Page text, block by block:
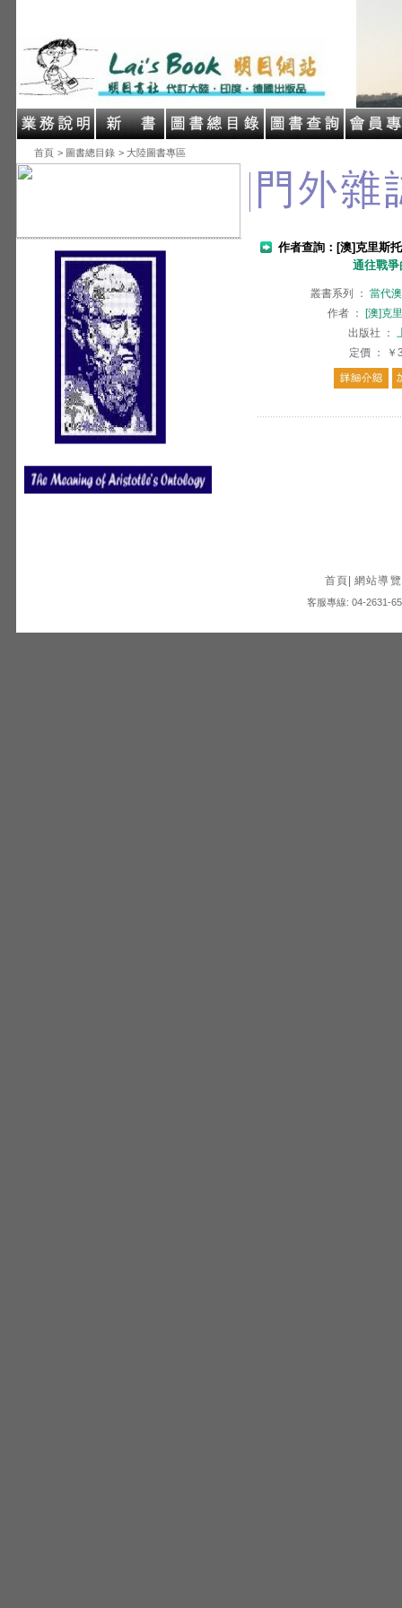
首頁 > 圖書總目錄 > 大陸圖書專區
作者查詢：[澳]克里斯托
通往戰
叢書系列 ： 當代
作者 ：
[澳]克
出版社
：
定價 ： ￥
首頁 網站導覽
客服專線: 04-2631-